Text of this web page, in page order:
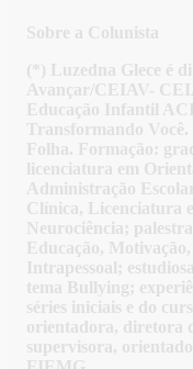
Sobre a Colunista
(*) Luzedna Glece é
Avançar/CEIAV-
Educação Infantil
Transformando
Folha. Formação:
licenciatura em
Administração
Clínica, Licenciatura
Neurociência;
Educação,
Intrapessoal;
tema Bullying;
séries iniciais e do
orientadora, diretora
supervisora,